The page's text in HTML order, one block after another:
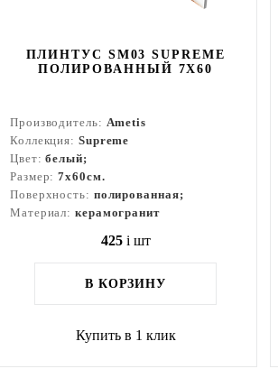
ПЛИНТУС SM03 SUPREME
ПОЛИРОВАННЫЙ 7X60
Производитель: Ametis
Коллекция: Supreme
Цвет:белый;
Размер:7x60см.
Поверхность: полированная;
Материал: керамогранит
425 i шт
В КОРЗИНУ
Купить в 1 клик